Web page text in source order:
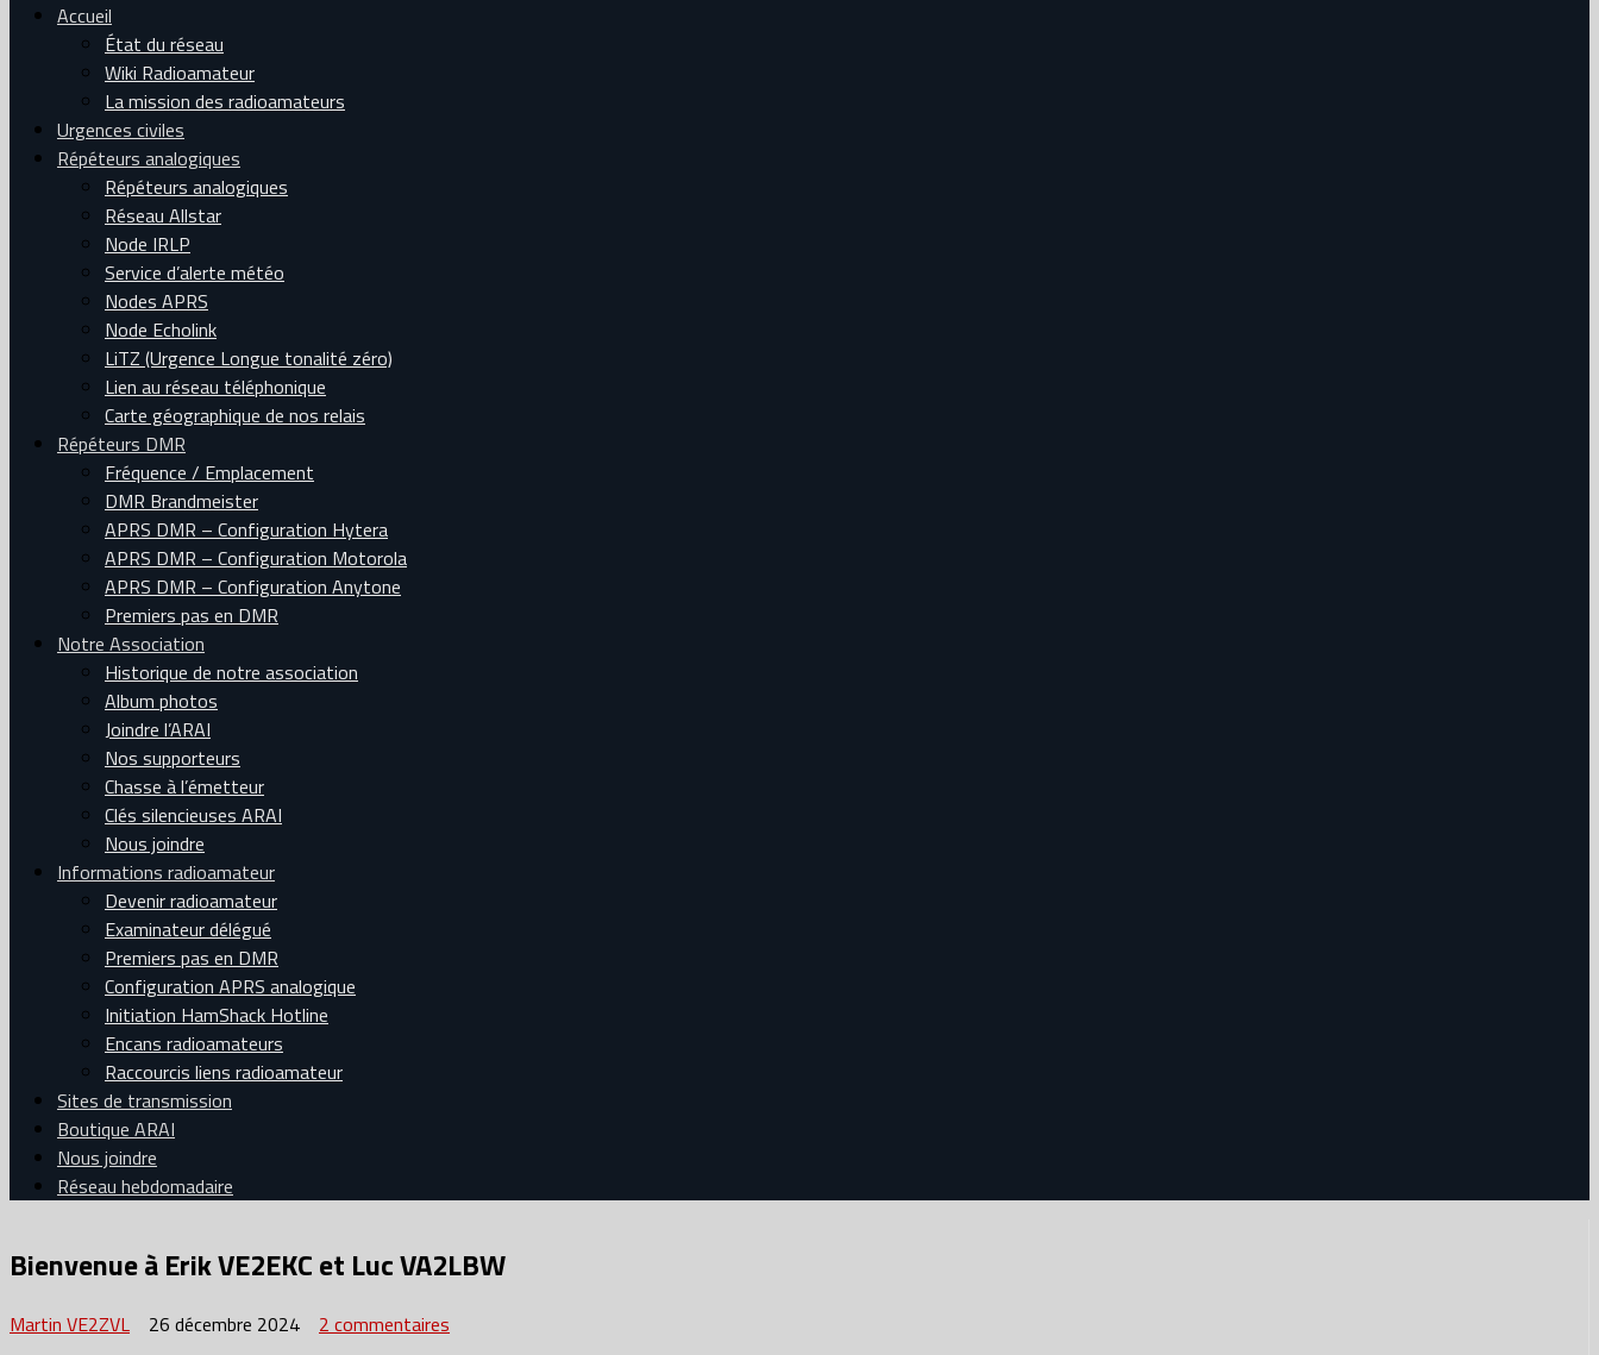
Accueil
État du réseau
Wiki Radioamateur
La mission des radioamateurs
Urgences civiles
Répéteurs analogiques
Répéteurs analogiques
Réseau Allstar
Node IRLP
Service d’alerte météo
Nodes APRS
Node Echolink
LiTZ (Urgence Longue tonalité zéro)
Lien au réseau téléphonique
Carte géographique de nos relais
Répéteurs DMR
Fréquence / Emplacement
DMR Brandmeister
APRS DMR – Configuration Hytera
APRS DMR – Configuration Motorola
APRS DMR – Configuration Anytone
Premiers pas en DMR
Notre Association
Historique de notre association
Album photos
Joindre l’ARAI
Nos supporteurs
Chasse à l’émetteur
Clés silencieuses ARAI
Nous joindre
Informations radioamateur
Devenir radioamateur
Examinateur délégué
Premiers pas en DMR
Configuration APRS analogique
Initiation HamShack Hotline
Encans radioamateurs
Raccourcis liens radioamateur
Sites de transmission
Boutique ARAI
Nous joindre
Réseau hebdomadaire
Bienvenue à Erik VE2EKC et Luc VA2LBW
Martin VE2ZVL 26 décembre 2024 2 commentaires